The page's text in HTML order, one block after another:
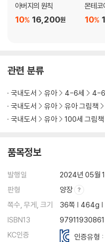
아버지의 원칙
16,200원
10%
몬테코
10%
관련 분류
국내도서 유아 4-6세
4-6
국내도서
유아 유아 그림책
국내도서
유아 100세 그림책
품목정보
발행일
2024년 05월
판형
양장
쪽수, 무게, 크기
36쪽 | 464g
ISBN13
KC인증
인증유형